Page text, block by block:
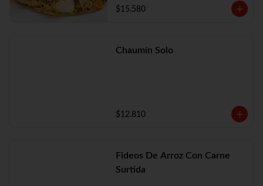
$15.580
Chaumín Solo
$12.810
Fideos De Arroz Con Carne
Surtida